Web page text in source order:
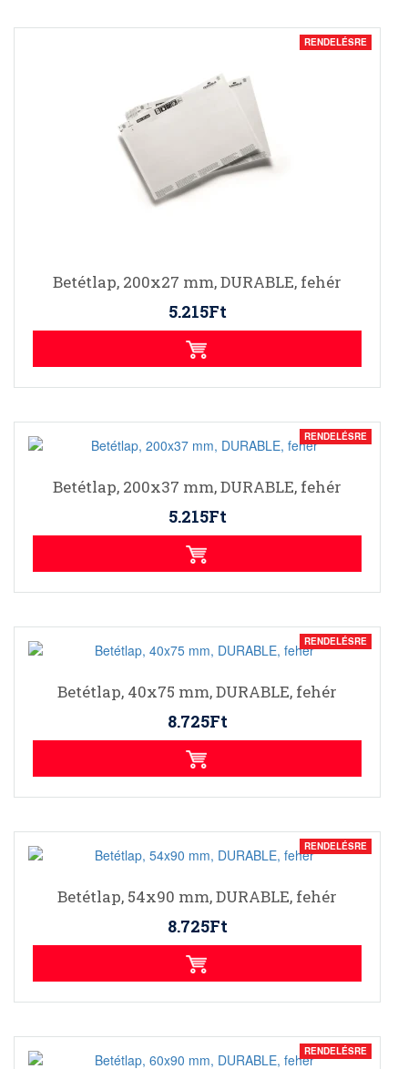
RENDELÉSRE
Betétlap, 200x27 mm, DURABLE, fehér
5.215Ft
RENDELÉSRE
Betétlap, 200x37 mm, DURABLE, fehér
5.215Ft
RENDELÉSRE
Betétlap, 40x75 mm, DURABLE, fehér
8.725Ft
RENDELÉSRE
Betétlap, 54x90 mm, DURABLE, fehér
8.725Ft
RENDELÉSRE